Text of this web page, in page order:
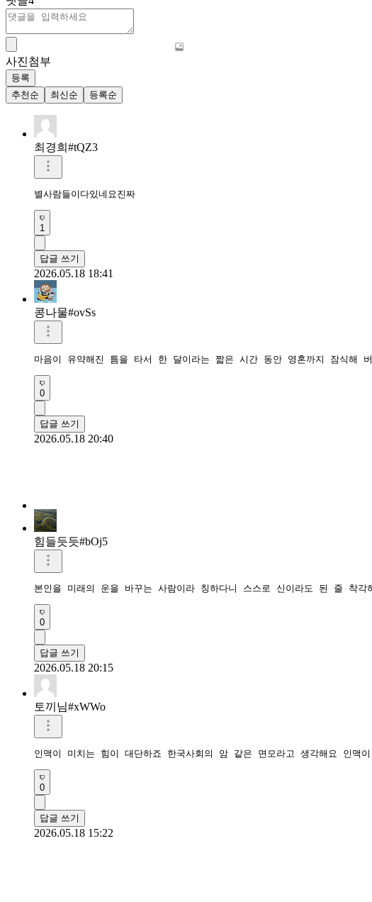
사진첨부
등록
추천순
최신순 등록순
최경희#tQZ3
별사람들이다있네요진짜
1
답글 쓰기
2026.05.18 18:41
콩나물#ovSs
마음이 유약해진 틈을 타서 한 달이라는 짧은 시간 동안 영혼까지 잠식해
0
답글 쓰기
2026.05.18 20:40
힘들듯듯#bOj5
본인을 미래의 운을 바꾸는 사람이라 칭하다니 스스로 신이라도 된 줄 착각
0
답글 쓰기
2026.05.18 20:15
토끼님#xWWo
인맥이 미치는 힘이 대단하죠 한국사회의 암 같은 면모라고 생각해요 인맥
0
답글 쓰기
2026.05.18 15:22